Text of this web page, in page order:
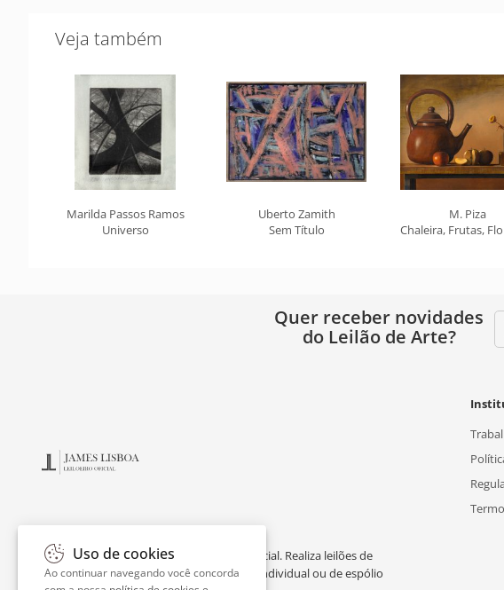
Veja também
Marilda Passos Ramos
Universo
Uberto Zamith
Sem Título
M. Piza
Chaleira, Frutas,
Quer receber novidades
do Leilão de Arte?
James Lisboa é leiloeiro oficial e perito judicial. Realiza leilões de
obras de arte online, avaliação de acervo individual ou de espólio
Uso de cookies
Ao continuar navegando você concorda